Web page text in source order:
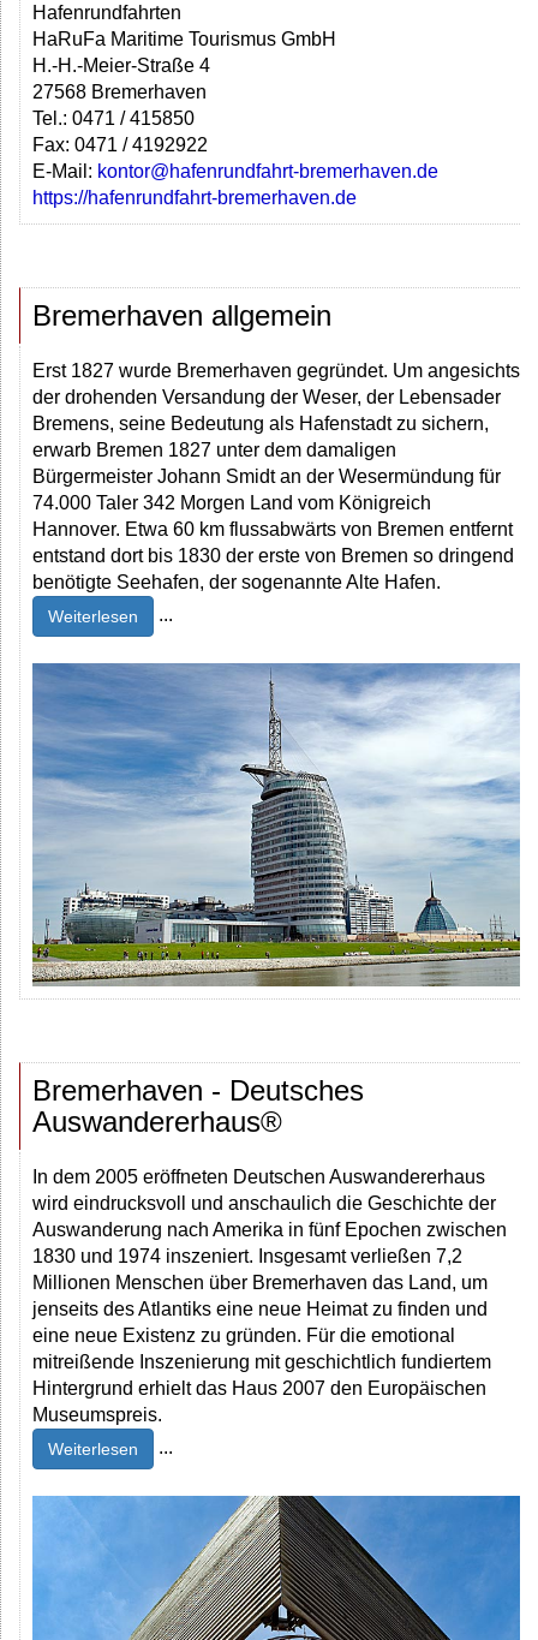
Hafenrundfahrten
HaRuFa Maritime Tourismus GmbH
H.-H.-Meier-Straße 4
27568 Bremerhaven
Tel.: 0471 / 415850
Fax: 0471 / 4192922
E-Mail: kontor@hafenrundfahrt-bremerhaven.de
https://hafenrundfahrt-bremerhaven.de
Bremerhaven allgemein
Erst 1827 wurde Bremerhaven gegründet. Um angesichts
der drohenden Versandung der Weser, der Lebensader
Bremens, seine Bedeutung als Hafenstadt zu sichern,
erwarb Bremen 1827 unter dem damaligen
Bürgermeister Johann Smidt an der Wesermündung für
74.000 Taler 342 Morgen Land vom Königreich
Hannover. Etwa 60 km flussabwärts von Bremen entfernt
entstand dort bis 1830 der erste von Bremen so dringend
benötigte Seehafen, der sogenannte Alte Hafen.
Weiterlesen ...
Bremerhaven - Deutsches
Auswandererhaus®
In dem 2005 eröffneten Deutschen Auswandererhaus
wird eindrucksvoll und anschaulich die Geschichte der
Auswanderung nach Amerika in fünf Epochen zwischen
1830 und 1974 inszeniert. Insgesamt verließen 7,2
Millionen Menschen über Bremerhaven das Land, um
jenseits des Atlantiks eine neue Heimat zu finden und
eine neue Existenz zu gründen. Für die emotional
mitreißende Inszenierung mit geschichtlich fundiertem
Hintergrund erhielt das Haus 2007 den Europäischen
Museumspreis.
Weiterlesen ...